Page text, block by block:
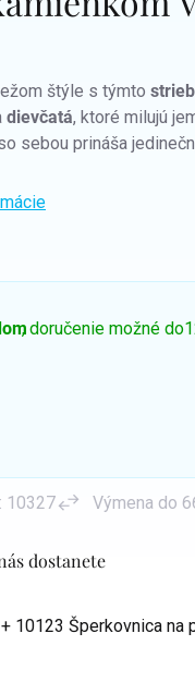
dostanete
+ 10123 Šperkovnica na
štýle s týmto
dievčatá, ktoré milujú
sebou prináša
, doručenie možné do
10327 Výmena do